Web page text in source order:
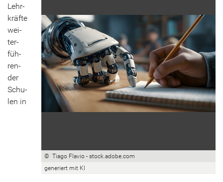
© Tiago Fla­vio - stock.adobe.com
ge­ne­riert mit KI
Lehr­
kräf­te
wei­
ter­
füh­
ren­
der
Schu­
len in